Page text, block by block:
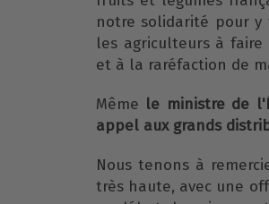
notre solidarité pour y
les agriculteurs à
et à la raréfaction de
Même le ministre de
appel aux grands
Nous tenons à
très haute, avec une